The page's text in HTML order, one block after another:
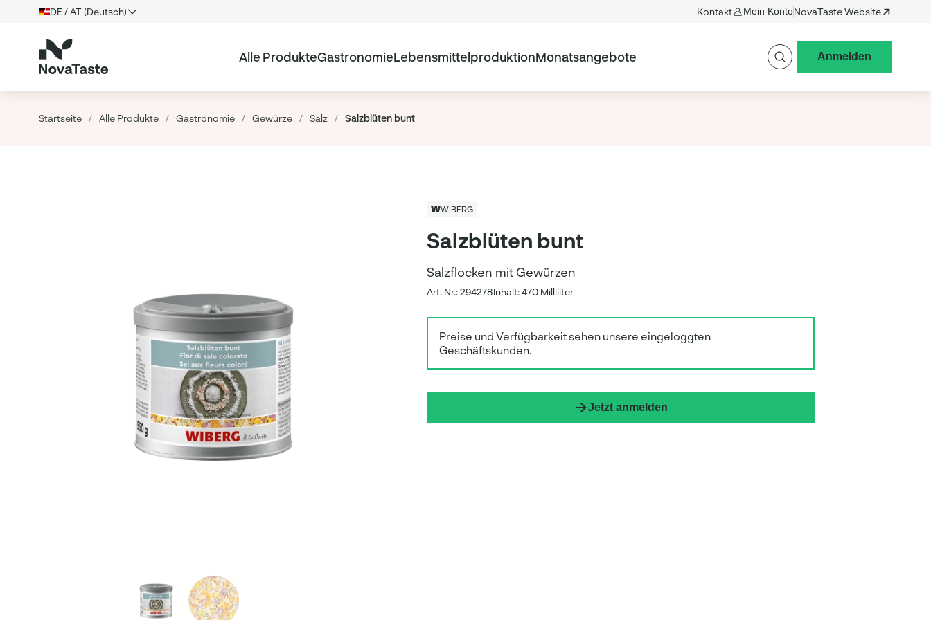
DE / AT (Deutsch) Kontakt Mein KontoNovaTaste Website
Alle ProdukteGastronomieLebensmittelproduktionMonatsangebote Anmelden
Startseite / Alle Produkte / Gastronomie / Gewürze / Salz / Salzblüten bunt
WIBERG
Salzblüten bunt
Salzflocken mit Gewürzen
Art. Nr.: 294278Inhalt: 470 Milliliter
Preise und Verfügbarkeit sehen unsere eingeloggten
Geschäftskunden.
Jetzt anmelden